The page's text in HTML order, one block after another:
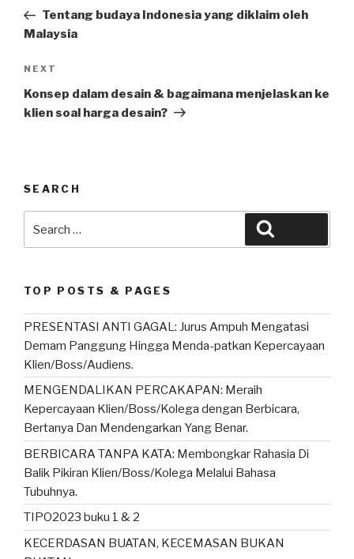
PostTentang budaya Indonesia yang diklaim oleh
Malaysia
Next
Post
NEXT
Konsep dalam desain & bagaimana menjelaskan ke
klien soal harga desain?
SEARCH
for:
TOP POSTS & PAGES
PRESENTASI ANTI GAGAL: Jurus Ampuh Mengatasi
Demam Panggung Hingga Menda-patkan Kepercayaan
Klien/Boss/Audiens.
MENGENDALIKAN PERCAKAPAN: Meraih
Kepercayaan Klien/Boss/Kolega dengan Berbicara,
Bertanya Dan Mendengarkan Yang Benar.
BERBICARA TANPA KATA: Membongkar Rahasia Di
Balik Pikiran Klien/Boss/Kolega Melalui Bahasa
Tubuhnya.
TIPO2023 buku 1 & 2
KECERDASAN BUATAN, KECEMASAN BUKAN